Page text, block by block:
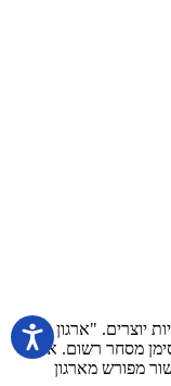
יוצרים. "ארגון
מסחר רשום. אין
מפורש מארגון